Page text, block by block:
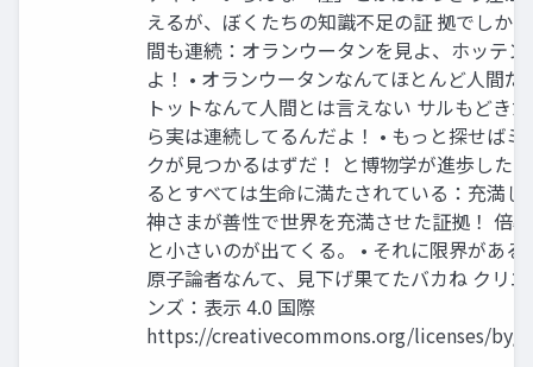
えるが、ぼくたちの知識不足の証 拠でしか
間も連続：オランウータンを見よ、ホッテ
よ！ • オランウータンなんてほとんど人間だ
トットなんて人間とは言えない サルもどき
ら実は連続してるんだよ！ • もっと探せば
クが見つかるはずだ！ と博物学が進歩した
るとすべては生命に満たされている：充満し
神さまが善性で世界を充満させた証拠！ 倍
と小さいのが出てくる。 • それに限界がある
原子論者なんて、見下げ果てたバカね クリ
ンズ：表示 4.0 国際
https://creativecommons.org/licenses/by/